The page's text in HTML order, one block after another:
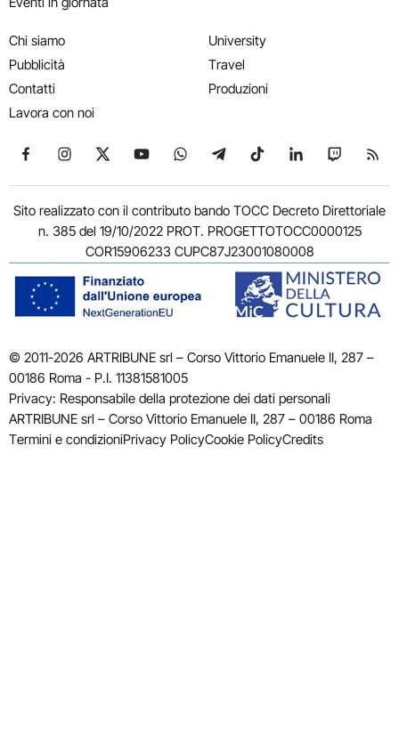
Chi siamo
Pubblicità
Contatti
Lavora con noi
University
Travel
Produzioni
Seguici su Facebook
Seguici su Instagram
Seguici su X
Seguici su YouTube
Seguici su WhatsApp
Seguici su Telegram
Seguici su TikTok
Seguici su
Seguici
Sito realizzato con il contributo bando TOCC Decreto Direttoriale
n. 385 del 19/10/2022 PROT. PROGETTOTOCC0000125
COR15906233 CUPC87J23001080008
© 2011-2026 ARTRIBUNE srl – Corso Vittorio Emanuele II, 287 –
00186 Roma - P.I. 11381581005
Privacy: Responsabile della protezione dei dati personali
ARTRIBUNE srl – Corso Vittorio Emanuele II, 287 – 00186 Roma
Termini e condizioniPrivacy PolicyCookie PolicyCredits